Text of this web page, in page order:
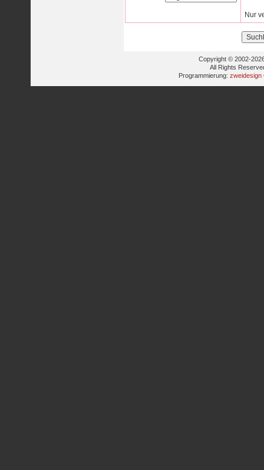
Nur
Copyright © 2002-
All Rights
Programmierung: zweidesign